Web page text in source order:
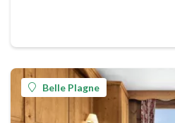
Belle Plagne